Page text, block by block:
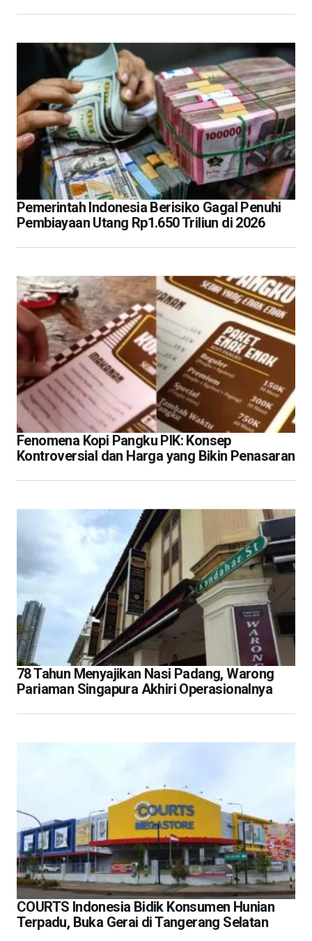
Pemerintah Indonesia Berisiko Gagal Penuhi
Pembiayaan Utang Rp1.650 Triliun di 2026
Fenomena Kopi Pangku PIK: Konsep
Kontroversial dan Harga yang Bikin Penasaran
78 Tahun Menyajikan Nasi Padang, Warong
Pariaman Singapura Akhiri Operasionalnya
COURTS Indonesia Bidik Konsumen Hunian
Terpadu, Buka Gerai di Tangerang Selatan